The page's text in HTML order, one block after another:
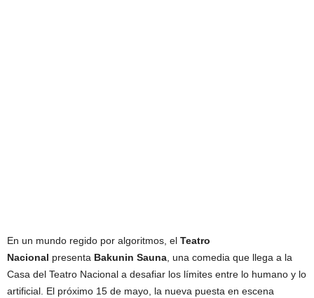
En un mundo regido por algoritmos, el Teatro
Nacional presenta Bakunin Sauna, una comedia que llega a la
Casa del Teatro Nacional a desafiar los límites entre lo humano y lo
artificial. El próximo 15 de mayo, la nueva puesta en escena